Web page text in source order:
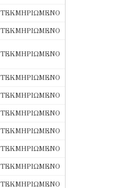
ΤΕΚΜΗΡΙΩΜΕΝΟ
ΤΕΚΜΗΡΙΩΜΕΝΟ
ΤΕΚΜΗΡΙΩΜΕΝΟ
ΤΕΚΜΗΡΙΩΜΕΝΟ
ΤΕΚΜΗΡΙΩΜΕΝΟ
ΤΕΚΜΗΡΙΩΜΕΝΟ
ΤΕΚΜΗΡΙΩΜΕΝΟ
ΤΕΚΜΗΡΙΩΜΕΝΟ
ΤΕΚΜΗΡΙΩΜΕΝΟ
ΤΕΚΜΗΡΙΩΜΕΝΟ